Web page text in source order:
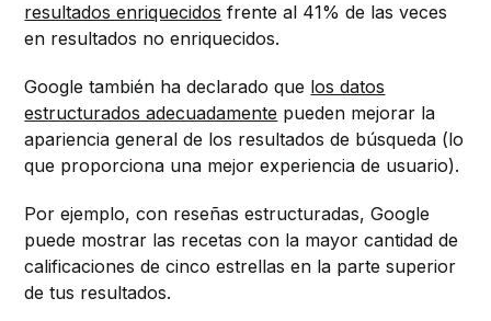
resultados enriquecidos frente al 41% de las veces
en resultados no enriquecidos.
Google también ha declarado que los datos
estructurados adecuadamente pueden mejorar la
apariencia general de los resultados de búsqueda (lo
que proporciona una mejor experiencia de usuario).
Por ejemplo, con reseñas estructuradas, Google
puede mostrar las recetas con la mayor cantidad de
calificaciones de cinco estrellas en la parte superior
de tus resultados.